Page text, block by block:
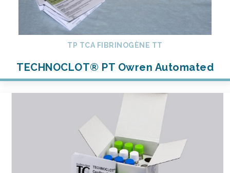
TP TCA FIBRINOGÈNE TT
TECHNOCLOT® PT Owren Automated